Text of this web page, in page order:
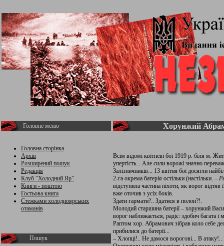
Головне меню
Головна сторінка
Архів
Розширений пошук
Редакція
Клуб "Холодний Яр"
Книги - поштою
Гостьова книга
Стежками холодноярських
отаманів
Пошук
Хорунжий
Всім відомі квітневі бої 1919 р. біля м.
упертість... Але сили ворожі значно
Залізничників... 13 квітня бої досягли
2-га окрема батерія остільки (настільки. –
відступила частина піхоти, як ворог
вже оточив з усіх боків.
Здати гармати?.. Здатися в полон?!.
Молодий старшина батерії – хорунжий
ворог наближається, радіє: здобич багата і
Раптом хор. Абрамович зібрав коло себе
прибилися до батерії...
– Хлопці!.. Не дамося ворогові... В